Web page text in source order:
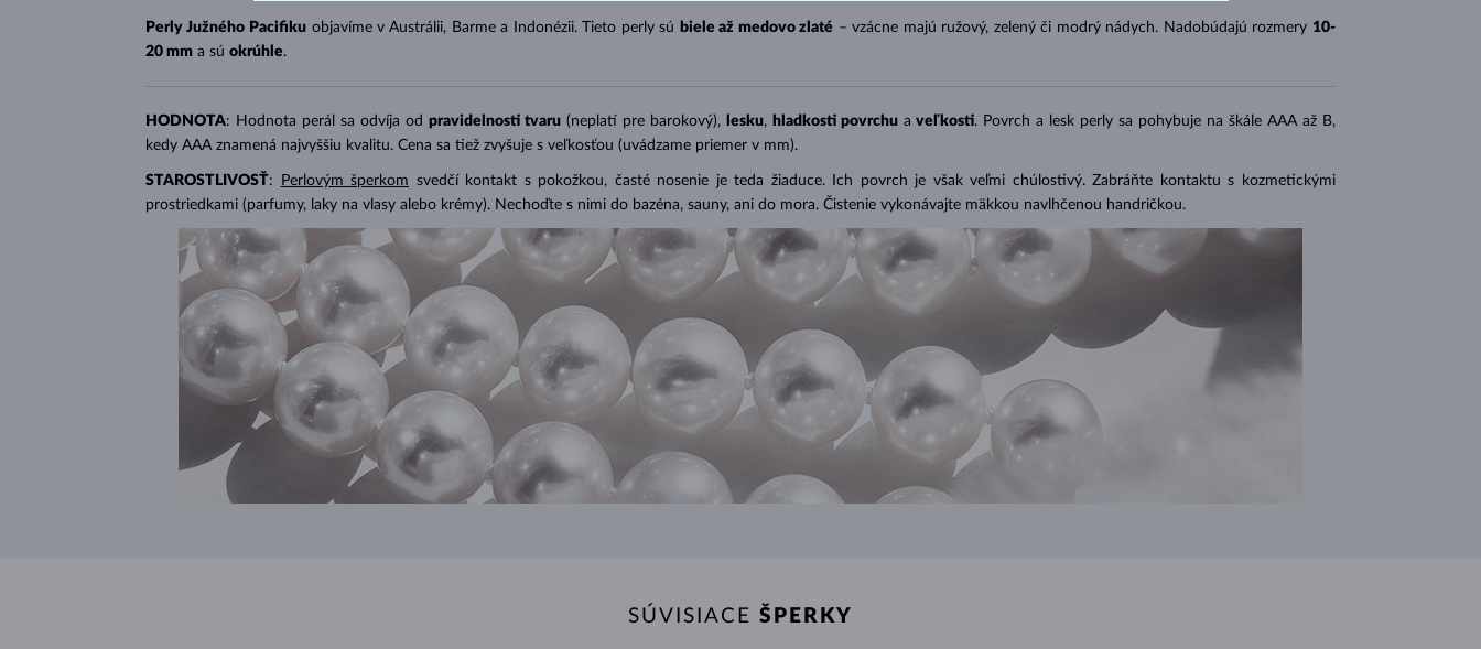
Perly Južného Pacifiku objavíme v Austrálii, Barme a Indonézii. Tieto perly sú biele až medovo zlaté – vzácne majú ružový, zelený či modrý nádych. Nadobúdajú rozmery 10-
20 mm a sú okrúhle.
HODNOTA: Hodnota perál sa odvíja od pravidelnosti tvaru (neplatí pre barokový), lesku, hladkosti povrchu a veľkosti. Povrch a lesk perly sa pohybuje na škále AAA až B,
kedy AAA znamená najvyššiu kvalitu. Cena sa tiež zvyšuje s veľkosťou (uvádzame priemer v mm).
STAROSTLIVOSŤ: Perlovým šperkom svedčí kontakt s pokožkou, časté nosenie je teda žiaduce. Ich povrch je však veľmi chúlostivý. Zabráňte kontaktu s kozmetickými
prostriedkami (parfumy, laky na vlasy alebo krémy). Nechoďte s nimi do bazéna, sauny, ani do mora. Čistenie vykonávajte mäkkou navlhčenou handričkou.
SÚVISIACE ŠPERKY